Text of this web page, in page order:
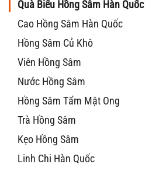
Quà Biếu Hồng Sâm Hàn Quốc
Cao Hồng Sâm Hàn Quốc
Hồng Sâm Củ Khô
Viên Hồng Sâm
Nước Hồng Sâm
Hồng Sâm Tẩm Mật Ong
Trà Hồng Sâm
Kẹo Hồng Sâm
Linh Chi Hàn Quốc